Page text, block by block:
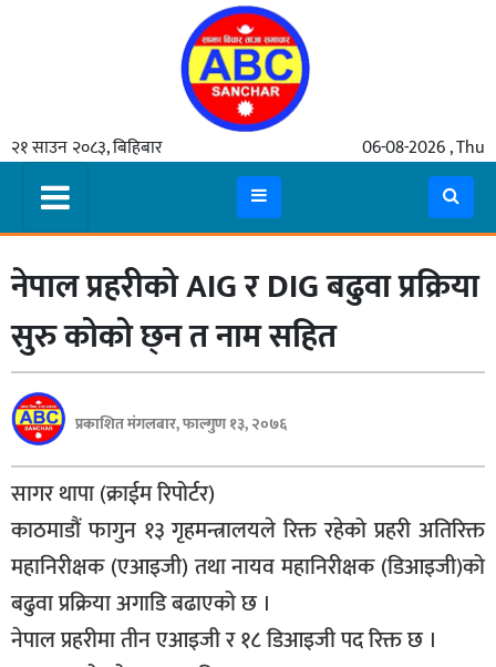
२१ साउन २०८३, बिहिबार 06-08-2026 , Thu
समाचार
मुख्य
समाचार
कुटनीती
अर्थ
रसरङ्ग
यौन/
स्वास्थ्य
भिडियो
बिशेष
भिडियो
पत्रपत्रिका
नेपाल प्रहरीको AIG र DIG बढुवा प्रक्रिया
सुरु कोको छ्न त नाम सहित
प्रकाशित मंगलबार, फाल्गुण १३, २०७६
सागर थापा (क्राईम रिपोर्टर)
काठमाडौं फागुन १३ गृहमन्त्रालयले रिक्त रहेको प्रहरी अतिरिक्त
महानिरीक्षक (एआइजी) तथा नायव महानिरीक्षक (डिआइजी)को
बढुवा प्रक्रिया अगाडि बढाएको छ ।
नेपाल प्रहरीमा तीन एआइजी र १८ डिआइजी पद रिक्त छ ।